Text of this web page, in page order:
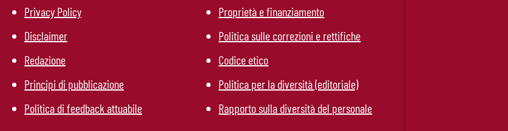
Privacy Policy
Disclaimer
Redazione
Principi di pubblicazione
Politica di feedback attuabile
Proprietà e finanziamento
Politica sulle correzioni e rettifiche
Codice etico
Politica per la diversità (editoriale)
Rapporto sulla diversità del personale